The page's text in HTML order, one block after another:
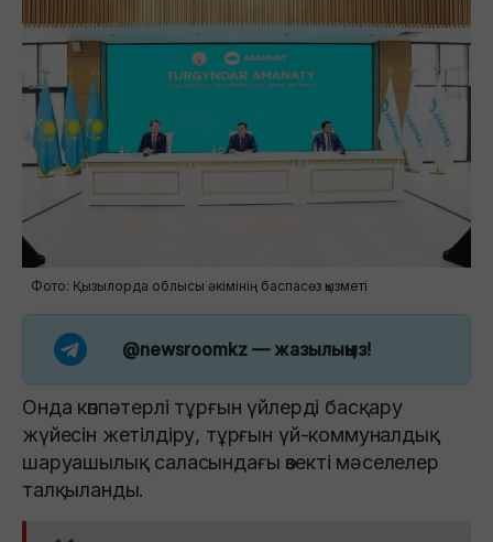
Фото: Қызылорда облысы әкімінің баспасөз қызметі
@newsroomkz — жазылыңыз!
Онда көппәтерлі тұрғын үйлерді басқару
жүйесін жетілдіру, тұрғын үй-коммуналдық
шаруашылық саласындағы өзекті мәселелер
талқыланды.